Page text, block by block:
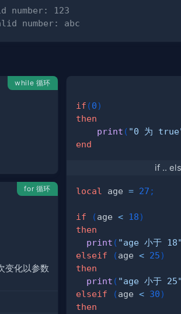
number: 123
number: abc
while 循环
if (0)
then
print ( "0 为
end
if ..
local age = 27 ;
if (age < 18)
then
print ( "age 小于 18"
elseif
(age < 25)
then
print ( "age 小于 25"
elseif
(age < 30)
then
for 循环
变化以参数